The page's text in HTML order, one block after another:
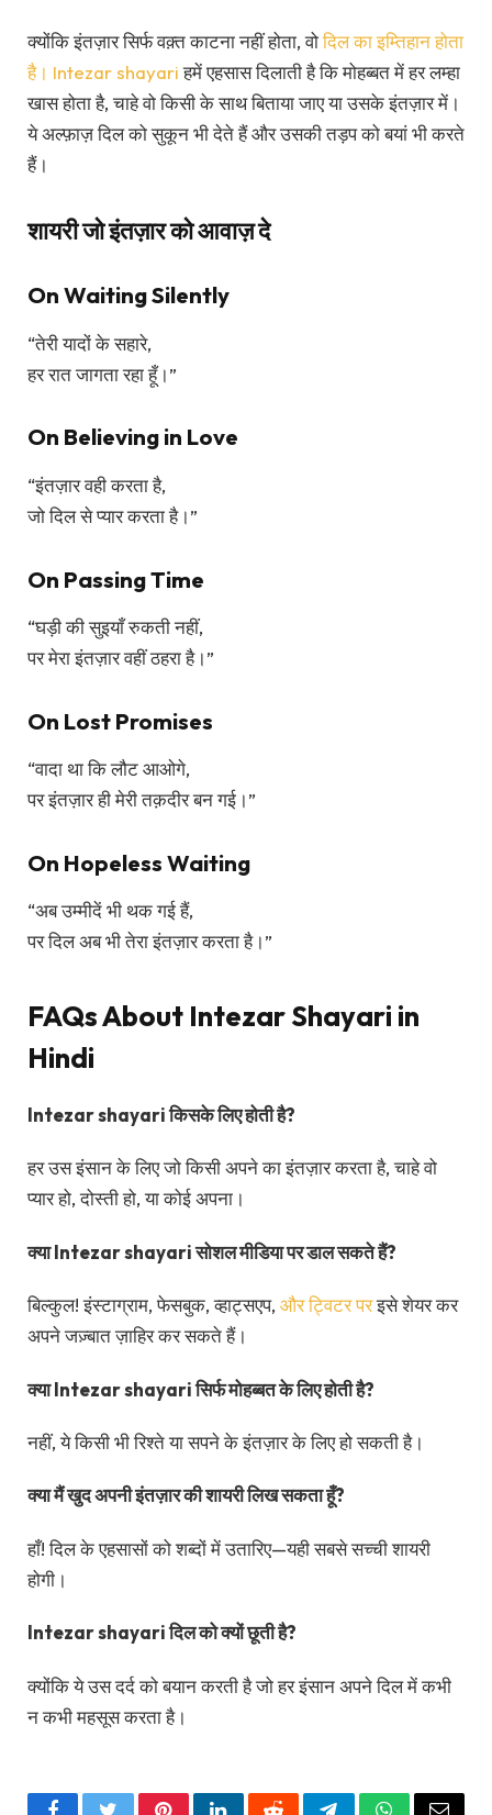
क्योंकि इंतज़ार सिर्फ वक़्त काटना नहीं होता, वोदिल का इम्तिहान होता
है। Intezar shayariहमें एहसास दिलाती है कि मोहब्बत में हर लम्हा
खास होता है, चाहे वो किसी के साथ बिताया जाए या उसके इंतज़ार में।
ये अल्फ़ाज़ दिल को सुकून भी देते हैं और उसकी तड़प को बयां भी करते
हैं।
शायरी जो इंतज़ार को आवाज़ दे
On Waiting Silently
“तेरी यादों के सहारे,
हर रात जागता रहा हूँ।”
On Believing in Love
“इंतज़ार वही करता है,
जो दिल से प्यार करता है।”
On Passing Time
“घड़ी की सुइयाँ रुकती नहीं,
पर मेरा इंतज़ार वहीं ठहरा है।”
On Lost Promises
“वादा था कि लौट आओगे,
पर इंतज़ार ही मेरी तक़दीर बन गई।”
On Hopeless Waiting
“अब उम्मीदें भी थक गई हैं,
पर दिल अब भी तेरा इंतज़ार करता है।”
FAQs About Intezar Shayari in
Hindi
Intezar shayari किसके लिए होती है?
हर उस इंसान के लिए जो किसी अपने का इंतज़ार करता है, चाहे वो
प्यार हो, दोस्ती हो, या कोई अपना।
क्या Intezar shayari सोशल मीडिया पर डाल सकते हैं?
बिल्कुल! इंस्टाग्राम, फेसबुक, व्हाट्सएप, और ट्विटर परइसे शेयर कर
अपने जज़्बात ज़ाहिर कर सकते हैं।
क्या Intezar shayari सिर्फ मोहब्बत के लिए होती है?
नहीं, ये किसी भी रिश्ते या सपने के इंतज़ार के लिए हो सकती है।
क्या मैं खुद अपनी इंतज़ार की शायरी लिख सकता हूँ?
हाँ! दिल के एहसासों को शब्दों में उतारिए—यही सबसे सच्ची शायरी
होगी।
Intezar shayari दिल को क्यों छूती है?
क्योंकि ये उस दर्द को बयान करती है जो हर इंसान अपने दिल में कभी
न कभी महसूस करता है।